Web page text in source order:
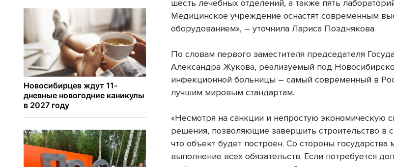
шесть лечебных отделений, а также пять
Медицинское учреждение оснастят современным
оборудованием», – уточнила Лариса Позднякова.
По словам первого заместителя председателя
Александра Жукова, реализуемый под
инфекционной больницы – самый современный в
лучшим мировым стандартам.
«Несмотря на санкции и непростую экономическую
решения, позволяющие завершить строительство в
что объект будет построен. Со стороны
выполнение всех обязательств. Если потребуется